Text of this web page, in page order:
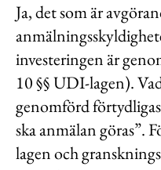
Ja, det som är
investeringen är
10 §§ UDI-lagen).
genomförd
ska anmälan göras”.
lagen och